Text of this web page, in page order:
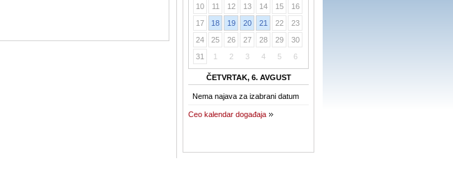
10
11 12 13 14 15
16
17
18 19 20 21 22
23
24
25 26 27 28 29
30
31
1 2 3 4 5 6
ČETVRTAK, 6. AVGUST
Nema najava za izabrani datum
Ceo kalendar događaja